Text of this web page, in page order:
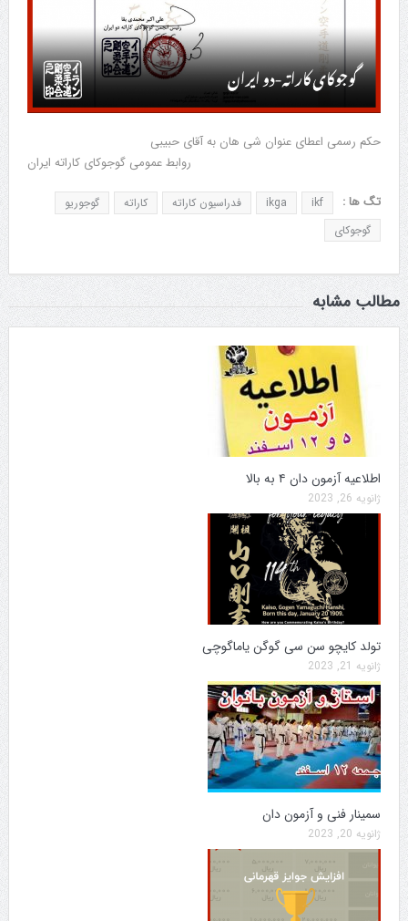
حکم رسمی اعطای عنوان شی هان به آقای حبیبی
روابط عمومی گوجوکای کاراته ایران
تگ ها : ikf
ikga فدراسیون کاراته کاراته
گوجوریو
گوجوکای
مطالب مشابه
اطلاعیه آزمون دان ۴ به بالا
ژانویه 26, 2023
تولد کایچو سن سی گوگن یاماگوچی
ژانویه 21, 2023
سمینار فنی و آزمون دان
ژانویه 20, 2023